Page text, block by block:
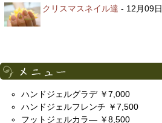
クリスマスネイル達 - 12月09日
ハンドジェルグラデ ￥7,000
ハンドジェルフレンチ ￥7,500
フットジェルカラ― ￥8,500